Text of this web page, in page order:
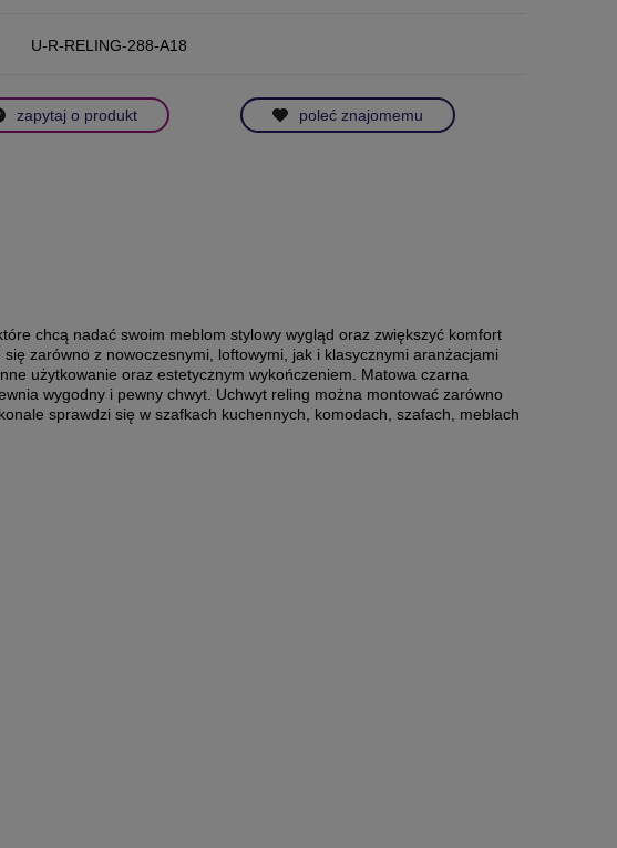
U-R-RELING-288-A18
zapytaj o produkt poleć znajomemu
chcą nadać swoim meblom stylowy wygląd oraz zwiększyć komfort
zarówno z nowoczesnymi, loftowymi, jak i klasycznymi aranżacjami
użytkowanie oraz estetycznym wykończeniem. Matowa czarna
wygodny i pewny chwyt. Uchwyt reling można montować zarówno
sprawdzi się w szafkach kuchennych, komodach, szafach, meblach